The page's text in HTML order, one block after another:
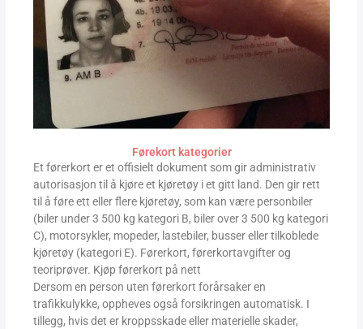
Førekort kategorier
Et førerkort er et offisielt dokument som gir administrativ
autorisasjon til å kjøre et kjøretøy i et gitt land. Den gir rett
til å føre ett eller flere kjøretøy, som kan være personbiler
(biler under 3 500 kg kategori B, biler over 3 500 kg kategori
C), motorsykler, mopeder, lastebiler, busser eller tilkoblede
kjøretøy (kategori E). Førerkort, førerkortavgifter og
teoriprøver. Kjøp førerkort på nett
Dersom en person uten førerkort forårsaker en
trafikkulykke, oppheves også forsikringen automatisk. I
tillegg, hvis det er kroppsskade eller materielle skader,